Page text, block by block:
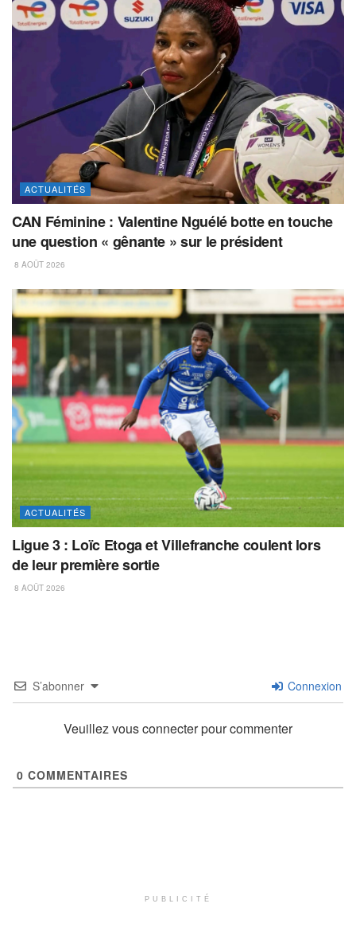
ACTUALITÉS
CAN Féminine : Valentine Nguélé botte en touche
une question « gênante » sur le président
8 AOÛT 2026
ACTUALITÉS
Ligue 3 : Loïc Etoga et Villefranche coulent lors
de leur première sortie
8 AOÛT 2026
S’abonner Connexion
Veuillez vous connecter pour commenter
0 COMMENTAIRES
PUBLICITÉ